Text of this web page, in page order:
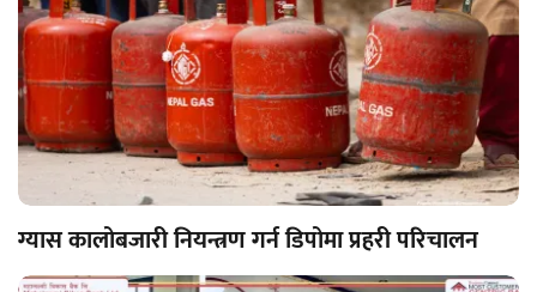
ग्यास कालोबजारी नियन्त्रण गर्न डिपोमा प्रहरी परिचालन